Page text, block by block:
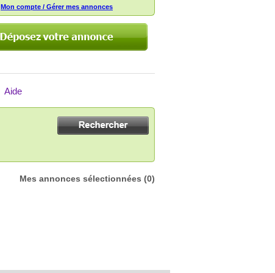
Mon compte / Gérer mes annonces
Aide
Mes annonces sélectionnées (0)